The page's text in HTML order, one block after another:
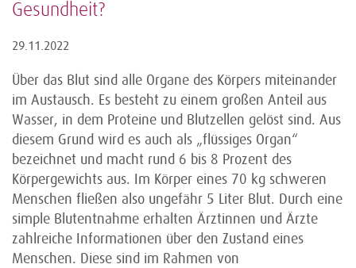
Gesundheit?
29.11.2022
Über das Blut sind alle Organe des Körpers miteinander
im Austausch. Es besteht zu einem großen Anteil aus
Wasser, in dem Proteine und Blutzellen gelöst sind. Aus
diesem Grund wird es auch als „flüssiges Organ“
bezeichnet und macht rund 6 bis 8 Prozent des
Körpergewichts aus. Im Körper eines 70 kg schweren
Menschen fließen also ungefähr 5 Liter Blut. Durch eine
simple Blutentnahme erhalten Ärztinnen und Ärzte
zahlreiche Informationen über den Zustand eines
Menschen. Diese sind im Rahmen von